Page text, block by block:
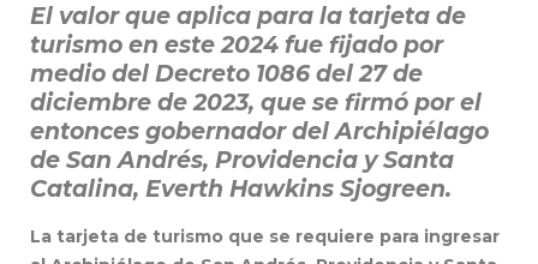
El valor que aplica para la tarjeta de
turismo en este 2024 fue fijado por
medio del Decreto 1086 del 27 de
diciembre de 2023, que se firmó por el
entonces gobernador del Archipiélago
de San Andrés, Providencia y Santa
Catalina, Everth Hawkins Sjogreen.
La tarjeta de turismo que se requiere para ingresar